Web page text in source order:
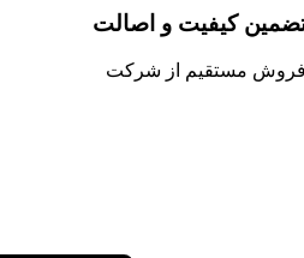
کیفیت و اصالت
مستقیم از شرکت